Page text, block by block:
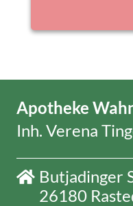
Apotheke
Inh. Verena
Butjadinger
26180